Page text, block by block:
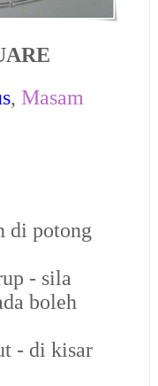
, Masam
di potong
- sila
boleh
- di kisar